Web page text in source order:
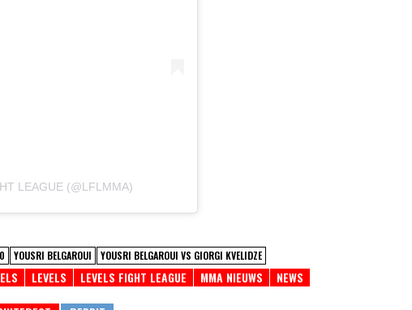
LEAGUE (@LFLMMA)
YOUSRI BELGAROUI YOUSRI BELGAROUI VS GIORGI KVELIDZE
LEVELS LEVELS FIGHT LEAGUE MMA NIEUWS NEWS